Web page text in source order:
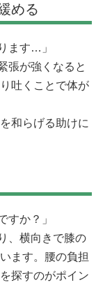
める
ます…」
張が強くなると
吐くことで体が
和らげる助けに
すか？」
、横向きで膝の
ます。腰の負担
探すのがポイン